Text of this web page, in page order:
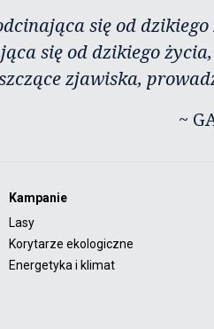
się od
się od dzikiego
zjawiska,
~
Kampanie
Lasy
Korytarze ekologiczne
Energetyka i klimat